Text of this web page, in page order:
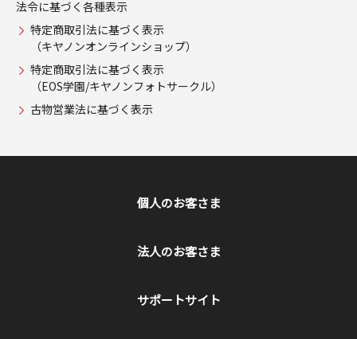
法令に基づく各種表示
特定商取引法に基づく表示
（キヤノンオンラインショップ）
特定商取引法に基づく表示
（EOS学園/キヤノンフォトサークル）
古物営業法に基づく表示
個人のお客さま
法人のお客さま
サポートサイト